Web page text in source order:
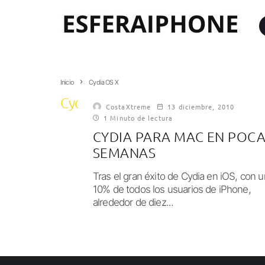
Inicio Cydia OS X
Cydia OS XCostaXtreme
13 diciembre, 2010
1 Minuto de lectura
CYDIA PARA MAC EN
SEMANAS
Tras el gran éxito de Cydia en iOS, con
10% de todos los usuarios de iPhone,
alrededor de diez...